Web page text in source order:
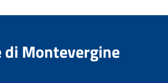
Montevergine